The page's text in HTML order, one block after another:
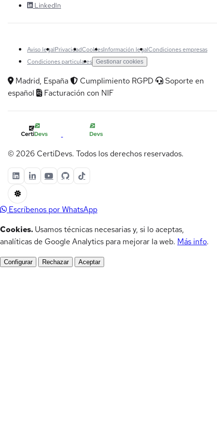
LinkedIn
Aviso legalPrivacidadCookiesInformación legalCondiciones empresas
Condiciones particulares Gestionar cookies
Madrid, España Cumplimiento RGPD
Soporte en
español
Facturación con NIF
© 2026 CertiDevs. Todos los derechos reservados.
Escríbenos por WhatsApp
Cookies. Usamos técnicas necesarias y, si lo aceptas,
analíticas de Google Analytics para mejorar la web. Más info.
Configurar Rechazar Aceptar